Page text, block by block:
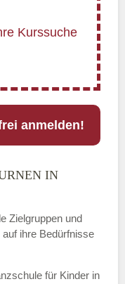
anmelden!
IN
Zielgruppen und
ihre Bedürfnisse
für Kinder in